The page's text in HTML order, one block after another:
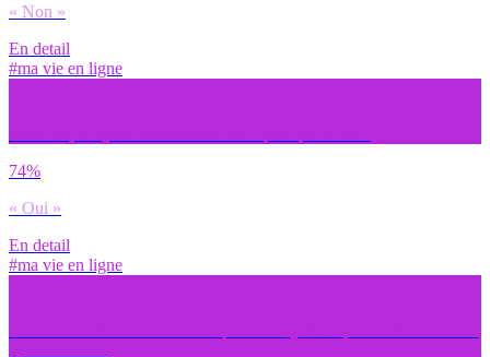
« Non »
En detail
#ma vie en ligne
74%
« Oui »
En detail
#ma vie en ligne